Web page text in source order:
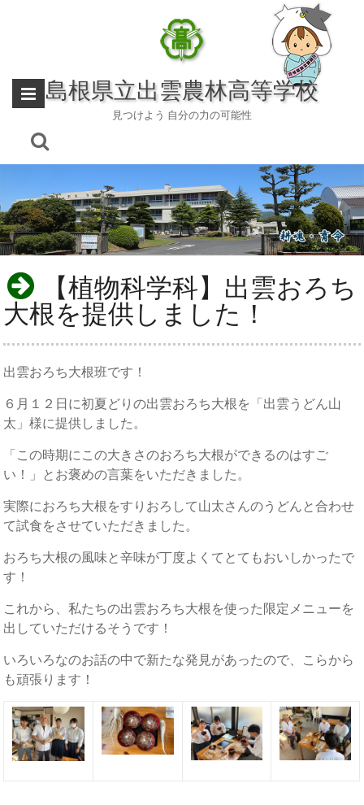
島根県立出雲農林高等学校
見つけよう 自分の力の可能性
【植物科学科】出雲おろち
大根を提供しました！
出雲おろち大根班です！
６月１２日に初夏どりの出雲おろち大根を「出雲うどん山
太」様に提供しました。
「この時期にこの大きさのおろち大根ができるのはすご
い！」とお褒めの言葉をいただきました。
実際におろち大根をすりおろして山太さんのうどんと合わせ
て試食をさせていただきました。
おろち大根の風味と辛味が丁度よくてとてもおいしかったで
す！
これから、私たちの出雲おろち大根を使った限定メニューを
出していただけるそうです！
いろいろなのお話の中で新たな発見があったので、こらから
も頑張ります！